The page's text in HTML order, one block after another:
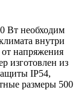
Вт необходим
внутри
от напряжения
изготовлен из
IP54,
размеры 500